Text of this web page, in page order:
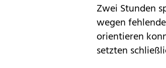
Zwei Stunden
wegen
orientieren
setzten